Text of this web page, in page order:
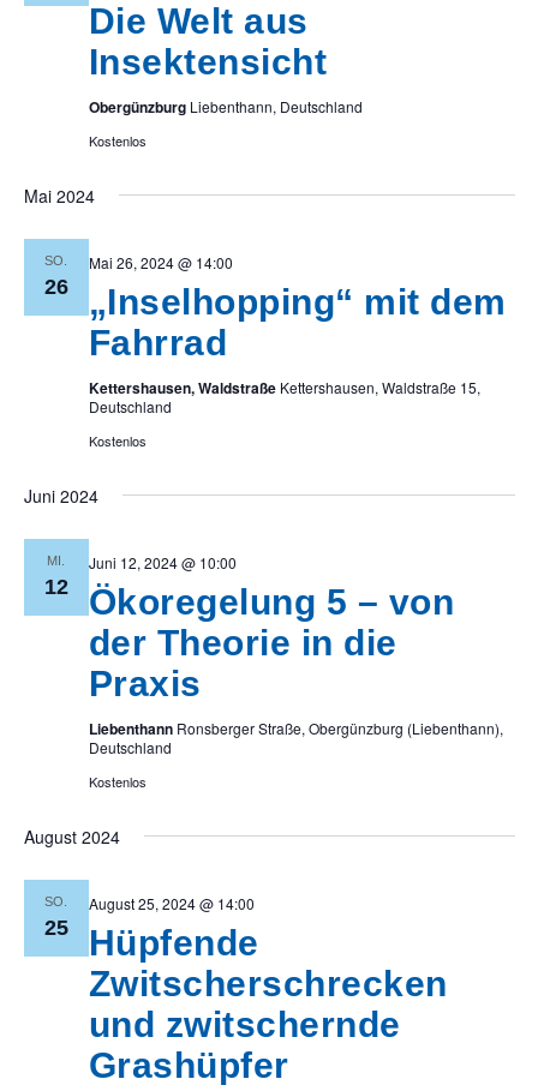
Die Welt aus
Insektensicht
Obergünzburg Liebenthann, Deutschland
Kostenlos
Mai 2024
SO.
26
„Inselhopping“ mit dem
Fahrrad
Mai 26, 2024 @ 14:00
Kettershausen, Waldstraße Kettershausen, Waldstraße 15,
Deutschland
Kostenlos
Juni 2024
MI.
12
Ökoregelung 5 – von
der Theorie in die
Praxis
Juni 12, 2024 @ 10:00
Liebenthann Ronsberger Straße, Obergünzburg (Liebenthann),
Deutschland
Kostenlos
August 2024
SO.
25
Hüpfende
Zwitscherschrecken
und zwitschernde
Grashüpfer
August 25, 2024 @ 14:00